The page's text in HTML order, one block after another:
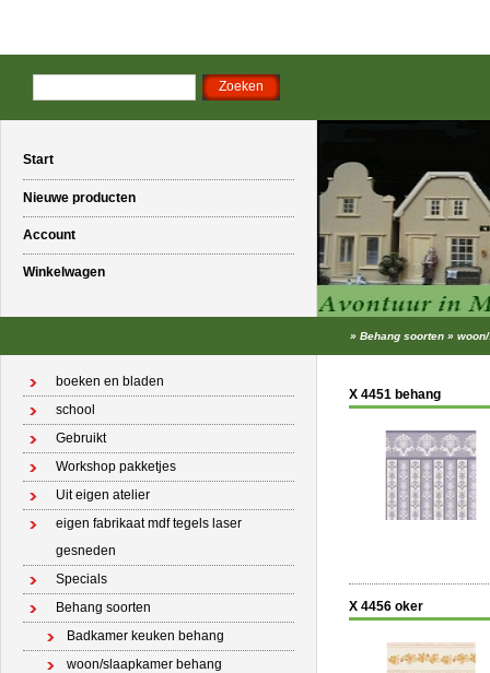
Start
Nieuwe producten
Account
Winkelwagen
» Behang soorten »
boeken en bladen
school
Gebruikt
Workshop pakketjes
Uit eigen atelier
eigen fabrikaat mdf tegels laser
gesneden
Specials
Behang soorten
Badkamer keuken behang
woon/slaapkamer behang
X 4451 behang
X 4456 oker